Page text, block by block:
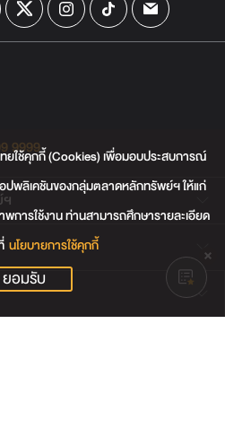
9999
ยใช้คุกกี้ (Cookies) เพื่อมอบประสบการณ์
ปพลิเคชันของกลุ่มตลาดหลักทรัพย์ฯ ให้แก่
การใช้งาน ท่านสามารถศึกษารายละเอียด
นโยบายการใช้คุกกี้
ยอมรับ